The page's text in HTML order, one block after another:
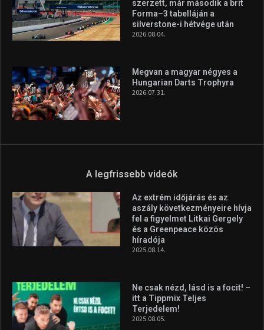
szerzett, már második a brit
Forma–3 tabelláján a
silverstone-i hétvége után
2026.08.04.
Megvan a magyar négyes a
Hungarian Darts Trophyra
2026.07.31.
A legfrissebb videók
Az extrém időjárás és az
aszály következményeire hívja
fel a figyelmet Litkai Gergely
és a Greenpeace közös
híradója
2025.08.14.
Ne csak nézd, lásd is a focit! –
itt a Tippmix Teljes
Terjedelem!
2025.08.05.